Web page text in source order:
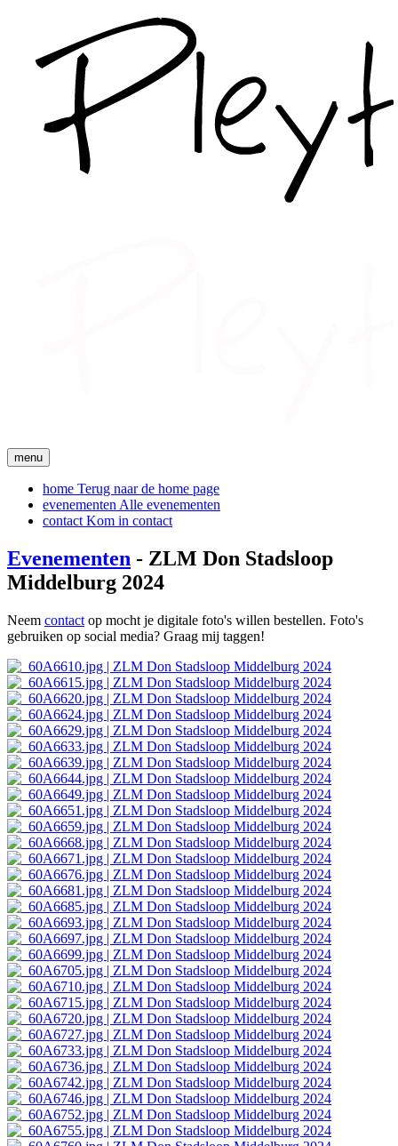
menu
home Terug naar de home page
evenementen Alle evenementen
contact Kom in contact
Evenementen - ZLM Don Stadsloop
Middelburg 2024
Neem contact op mocht je digitale foto's willen bestellen. Foto's
gebruiken op social media? Graag mij taggen!